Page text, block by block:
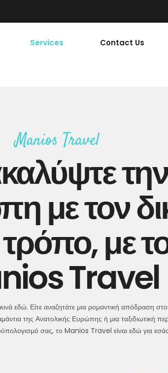
Services Contact Us
Manios Travel
την
με τον
με
Travel
εδώ. Είτε αναζητάτε μια ρομαντική απόδραση
της Ανατολικής Ευρώπης ή μια ταξιδιωτική
σας, το Manios Travel είναι εδώ για